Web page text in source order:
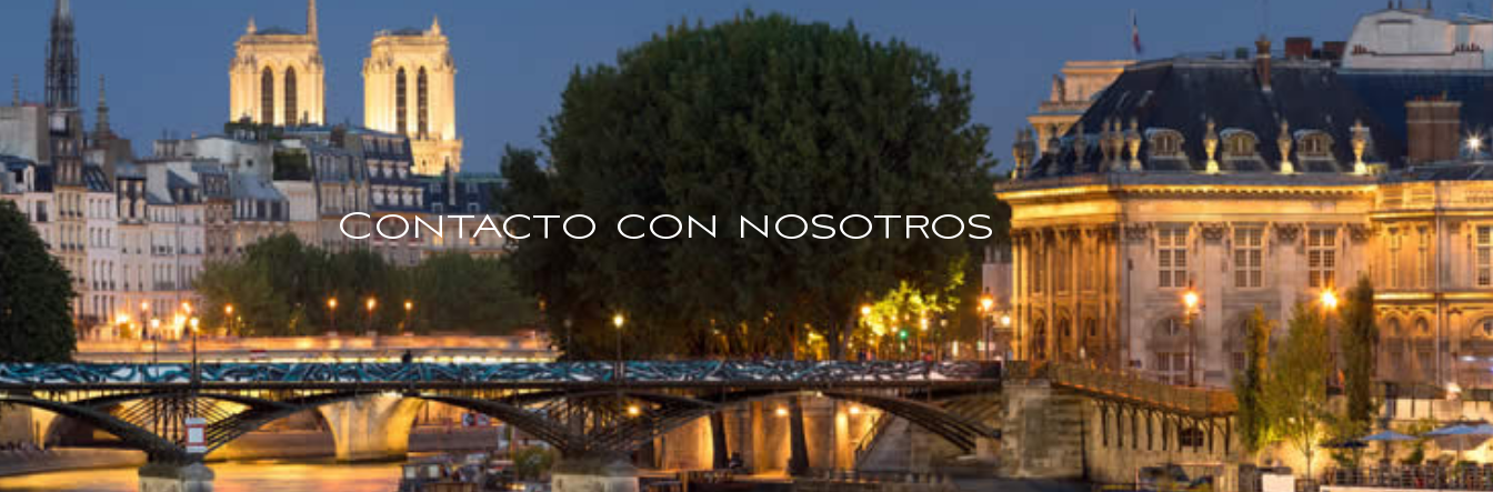
Contacto con nosotros